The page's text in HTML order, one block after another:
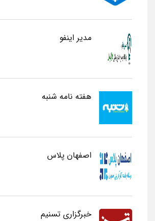
مدیر اینفو
هفته نامه شنبه
اصفهان پلاس
خبرگزاری تسنیم